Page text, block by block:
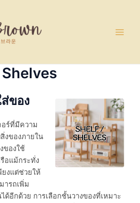
ของ
อร์ที่มีความ
งของภายใน
ของใช้
อแม้กระทั่ง
งแต่ช่วยให้
ารถเพิ่ม
ด้อีกด้วย การเลือกชั้นวางของที่เหมาะ